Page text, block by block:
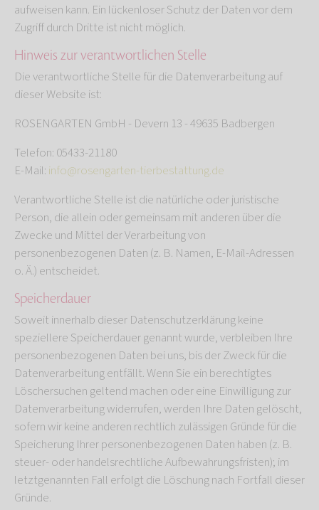
aufweisen kann. Ein lückenloser Schutz der Daten vor dem
Zugriff durch Dritte ist nicht möglich.
Hinweis zur verantwortlichen Stelle
Die verantwortliche Stelle für die Datenverarbeitung auf
dieser Website ist:
ROSENGARTEN GmbH - Devern 13 - 49635 Badbergen
Telefon: 05433-21180
E-Mail: info@rosengarten-tierbestattung.de
Verantwortliche Stelle ist die natürliche oder juristische
Person, die allein oder gemeinsam mit anderen über die
Zwecke und Mittel der Verarbeitung von
personenbezogenen Daten (z. B. Namen, E-Mail-Adressen
o. Ä.) entscheidet.
Speicherdauer
Soweit innerhalb dieser Datenschutzerklärung keine
speziellere Speicherdauer genannt wurde, verbleiben Ihre
personenbezogenen Daten bei uns, bis der Zweck für die
Datenverarbeitung entfällt. Wenn Sie ein berechtigtes
Löschersuchen geltend machen oder eine Einwilligung zur
Datenverarbeitung widerrufen, werden Ihre Daten gelöscht,
sofern wir keine anderen rechtlich zulässigen Gründe für die
Speicherung Ihrer personenbezogenen Daten haben (z. B.
steuer- oder handelsrechtliche Aufbewahrungsfristen); im
letztgenannten Fall erfolgt die Löschung nach Fortfall dieser
Gründe.